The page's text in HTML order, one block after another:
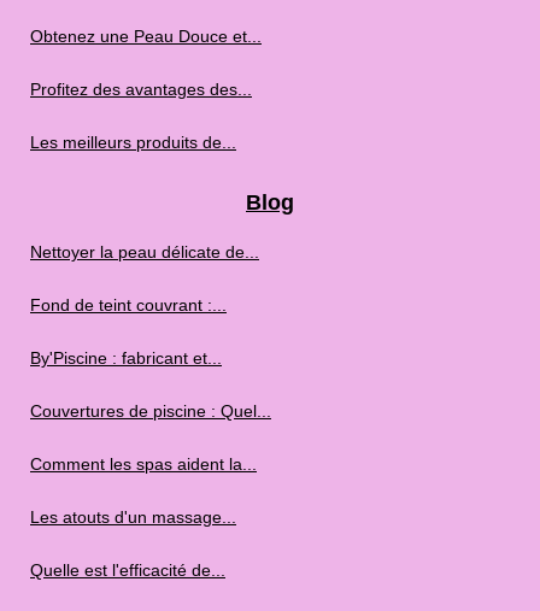
Obtenez une Peau Douce et...
Profitez des avantages des...
Les meilleurs produits de...
Blog
Nettoyer la peau délicate de...
Fond de teint couvrant :...
By'Piscine : fabricant et...
Couvertures de piscine : Quel...
Comment les spas aident la...
Les atouts d'un massage...
Quelle est l'efficacité de...